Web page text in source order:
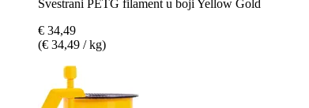
Svestrani PETG filament u boji Yellow Gold
€ 34,49
(€ 34,49 / kg)